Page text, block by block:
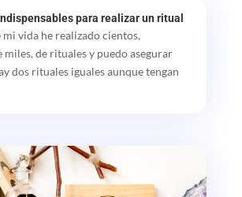
para realizar un ritual
vida he realizado cientos,
miles, de rituales y puedo asegurar
dos rituales iguales aunque tengan